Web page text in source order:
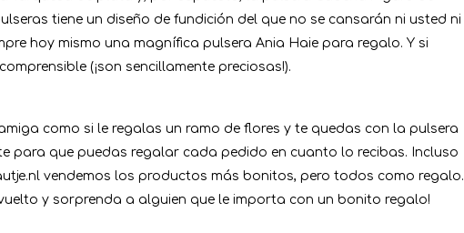
tiene un diseño de fundición del que no se cansarán ni usted ni
hoy mismo una magnífica pulsera Ania Haie para regalo. Y si
(¡son sencillamente preciosas!).
como si le regalas un ramo de flores y te quedas con la pulsera
para que puedas regalar cada pedido en cuanto lo recibas. Incluso
vendemos los productos más bonitos, pero todos como regalo.
y sorprenda a alguien que le importa con un bonito regalo!